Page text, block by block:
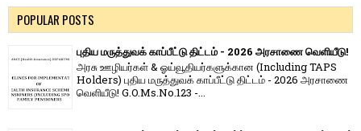
POPULAR POSTS
புதிய மருத்துவக் காப்பீட்டு திட்டம் - 2026 அரசாணை வெளியீடு!
அரசு ஊழியர்கள் & ஓய்வூதியர்களுக்கான (Including TAPS
Holders) புதிய மருத்துவக் காப்பீட்டு திட்டம் - 2026 அரசாணை
வெளியீடு! G.O.Ms.No.123 -...